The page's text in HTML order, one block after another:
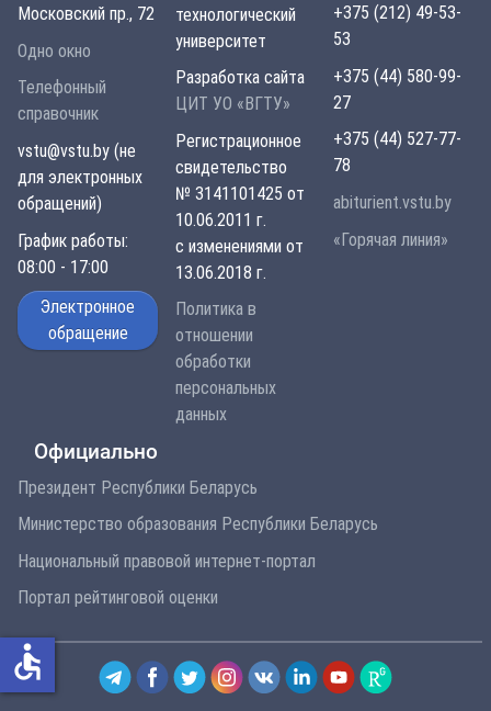
Московский пр., 72
Одно окно
Телефонный
справочник
vstu@vstu.by (не
для электронных
обращений)
График работы:
08:00 - 17:00
Электронное
обращение
технологический
университет
Разработка сайта
ЦИТ УО «ВГТУ»
Регистрационное
свидетельство
№ 3141101425 от
10.06.2011 г.
с изменениями от
13.06.2018 г.
Политика в
отношении
обработки
персональных
данных
+375 (212) 49-53-
53
+375 (44) 580-99-
27
+375 (44) 527-77-
78
abiturient.vstu.by
«Горячая линия»
Официально
Президент Республики Беларусь
Министерство образования Республики Беларусь
Национальный правовой интернет-портал
Портал рейтинговой оценки
accessible